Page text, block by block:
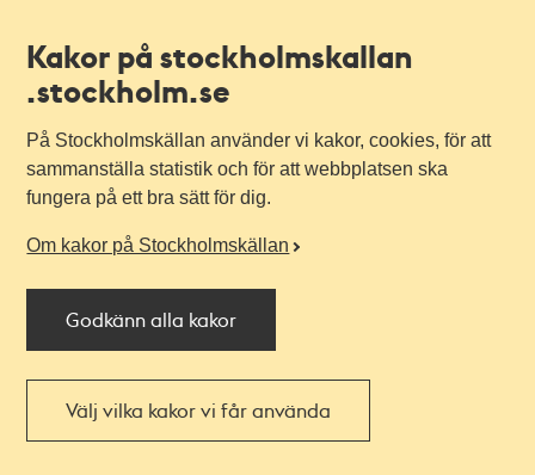
Kakor på stockholmskallan
.stockholm.se
På Stockholmskällan använder vi kakor, cookies, för att
sammanställa statistik och för att webbplatsen ska
fungera på ett bra sätt för dig.
Om kakor på Stockholmskällan
Godkänn alla kakor
Välj vilka kakor vi får använda